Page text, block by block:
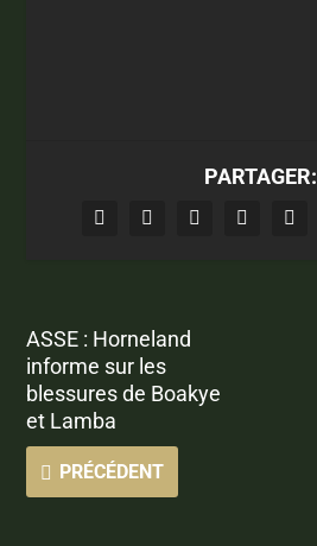
PARTAGER:
ASSE : Horneland
informe sur les
blessures de Boakye
et Lamba
PRÉCÉDENT